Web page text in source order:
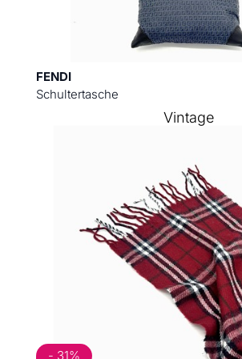
FENDI
Schultertasche
- 31%
Vintage